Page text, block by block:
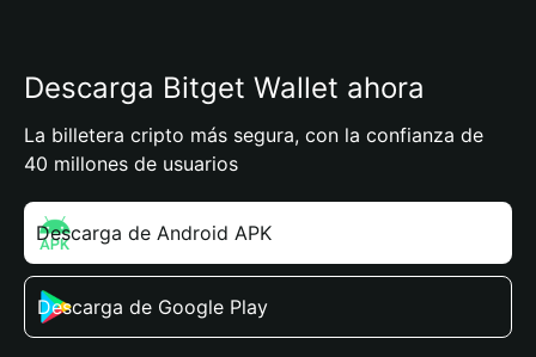
Descarga Bitget Wallet ahora
La billetera cripto más segura, con la confianza de
40 millones de usuarios
Descarga de Android APK
Descarga de Google Play